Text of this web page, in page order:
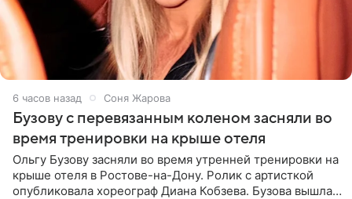
6 часов назад Соня Жарова
Бузову с перевязанным коленом засняли во
время тренировки на крыше отеля
Ольгу Бузову засняли во время утренней тренировки на
крыше отеля в Ростове-на-Дону. Ролик с артисткой
опубликовала хореограф Диана Кобзева. Бузова вышла